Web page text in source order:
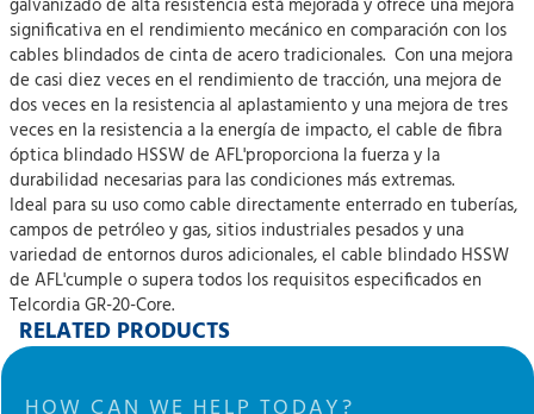
galvanizado de alta resistencia está mejorada y ofrece una mejora
significativa en el rendimiento mecánico en comparación con los
cables blindados de cinta de acero tradicionales. Con una mejora
de casi diez veces en el rendimiento de tracción, una mejora de
dos veces en la resistencia al aplastamiento y una mejora de tres
veces en la resistencia a la energía de impacto, el cable de fibra
óptica blindado HSSW de AFL'proporciona la fuerza y la
durabilidad necesarias para las condiciones más extremas.
Ideal para su uso como cable directamente enterrado en tuberías,
campos de petróleo y gas, sitios industriales pesados y una
variedad de entornos duros adicionales, el cable blindado HSSW
de AFL'cumple o supera todos los requisitos especificados en
Telcordia GR-20-Core.
RELATED PRODUCTS